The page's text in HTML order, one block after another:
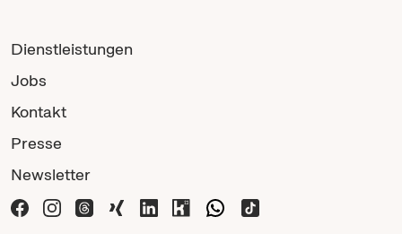
Dienstleistungen
Jobs
Kontakt
Presse
Newsletter